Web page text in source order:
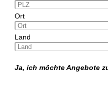
Ort
Land
Ja, ich möchte Angebote